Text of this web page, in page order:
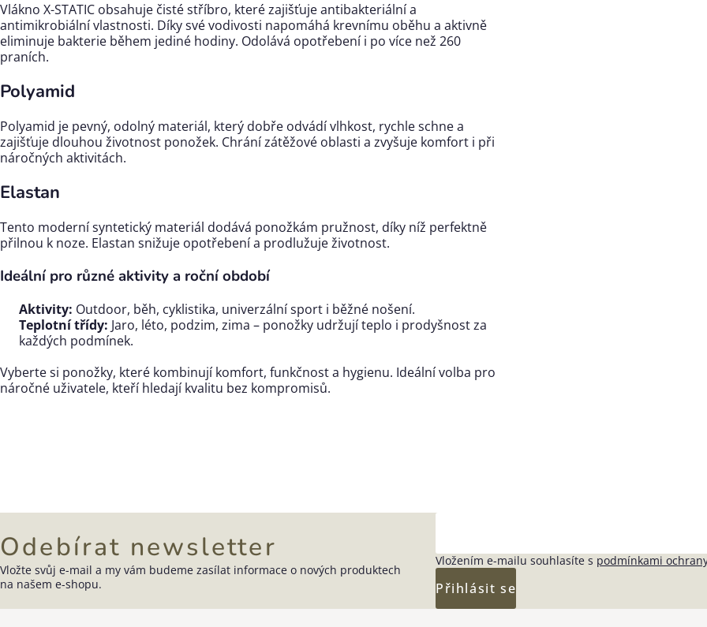
Vlákno X-STATIC obsahuje čisté stříbro, které zajišťuje antibakteriální a
antimikrobiální vlastnosti. Díky své vodivosti napomáhá krevnímu oběhu a aktivně
eliminuje bakterie během jediné hodiny. Odolává opotřebení i po více než 260
praních.
Polyamid
Polyamid je pevný, odolný materiál, který dobře odvádí vlhkost, rychle schne a
zajišťuje dlouhou životnost ponožek. Chrání zátěžové oblasti a zvyšuje komfort i při
náročných aktivitách.
Elastan
Tento moderní syntetický materiál dodává ponožkám pružnost, díky níž perfektně
přilnou k noze. Elastan snižuje opotřebení a prodlužuje životnost.
Ideální pro různé aktivity a roční období
Aktivity: Outdoor, běh, cyklistika, univerzální sport i běžné nošení.
Teplotní třídy: Jaro, léto, podzim, zima – ponožky udržují teplo i prodyšnost za
každých podmínek.
Vyberte si ponožky, které kombinují komfort, funkčnost a hygienu. Ideální volba pro
náročné uživatele, kteří hledají kvalitu bez kompromisů.
Zápatí
Odebírat newsletter
Vložte svůj e-mail a my vám budeme zasílat informace o nových produktech
na našem e-shopu.
Vložením e-mailu souhlasíte s podmínkami
Přihlásit se